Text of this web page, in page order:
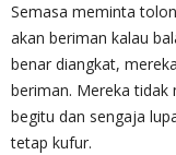
Semasa meminta
akan beriman kalau
benar diangkat,
beriman. Mereka tidak
begitu dan sengaja
tetap kufur.